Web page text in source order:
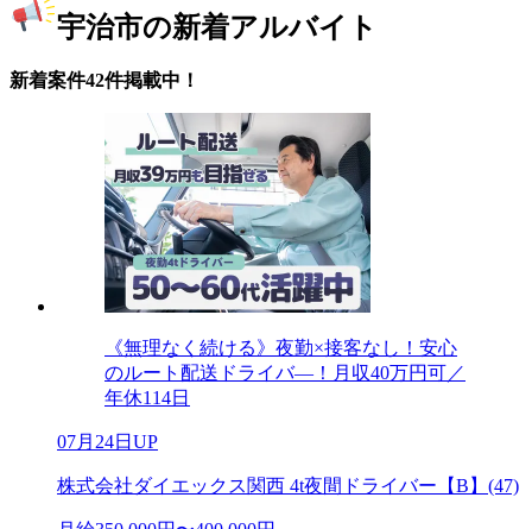
宇治市の新着アルバイト
新着案件42件掲載中！
《無理なく続ける》夜勤×接客なし！安心
のルート配送ドライバ―！月収40万円可／
年休114日
07月24日UP
株式会社ダイエックス関西 4t夜間ドライバー【B】(47)